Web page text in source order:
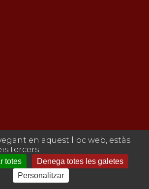
en aquest lloc web, estàs
tercers
totes
Denega totes les galetes
Personalitzar